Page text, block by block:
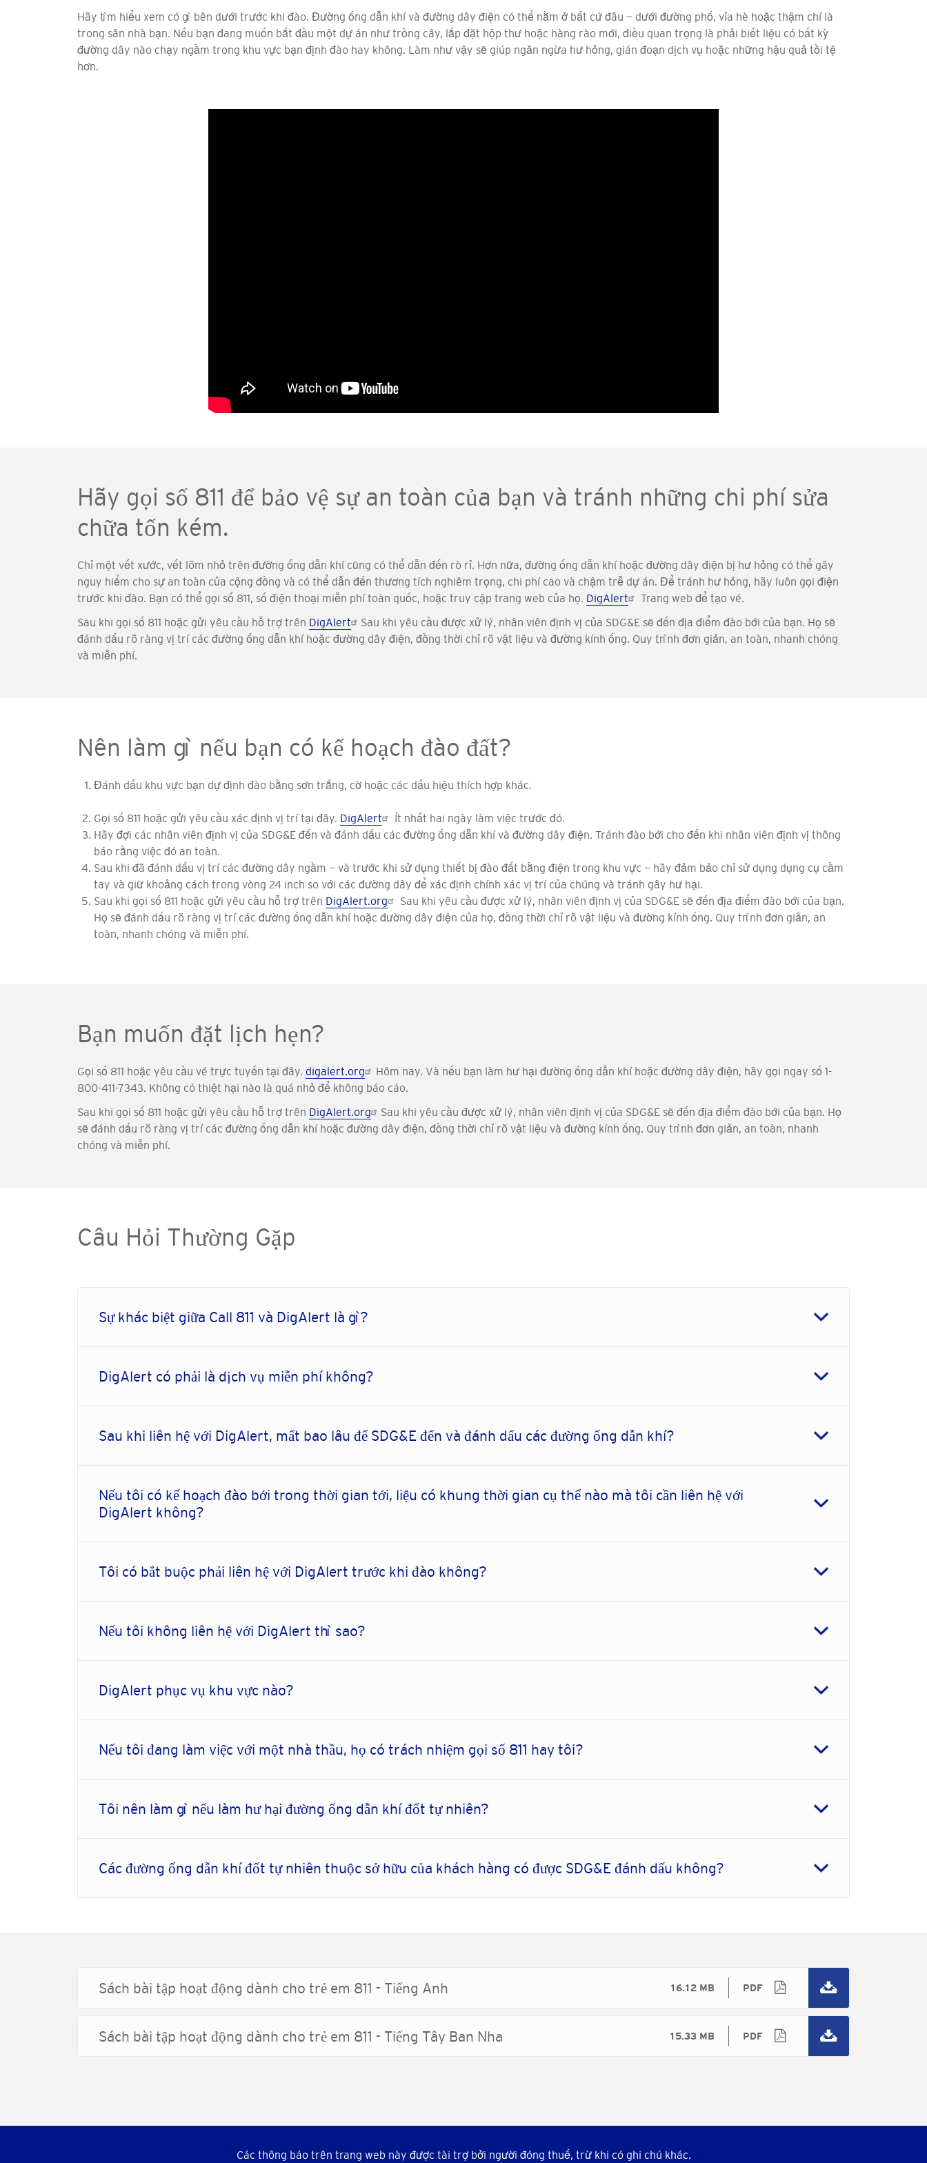
Hãy tìm hiểu xem có gì bên dưới trước khi đào. Đường ống dẫn khí và đường dây điện có thể nằm ở bất cứ đâu — dưới đường phố, vỉa hè hoặc thậm chí là
trong sân nhà bạn. Nếu bạn đang muốn bắt đầu một dự án như trồng cây, lắp đặt hộp thư hoặc hàng rào mới, điều quan trọng là phải biết liệu có bất kỳ
đường dây nào chạy ngầm trong khu vực bạn định đào hay không. Làm như vậy sẽ giúp ngăn ngừa hư hỏng, gián đoạn dịch vụ hoặc những hậu quả tồi tệ
hơn.
Hãy gọi số 811 để bảo vệ sự an toàn của bạn và tránh những chi phí sửa
chữa tốn kém.
Chỉ một vết xước, vết lõm nhỏ trên đường ống dẫn khí cũng có thể dẫn đến rò rỉ. Hơn nữa, đường ống dẫn khí hoặc đường dây điện bị hư hỏng có thể gây
nguy hiểm cho sự an toàn của cộng đồng và có thể dẫn đến thương tích nghiêm trọng, chi phí cao và chậm trễ dự án. Để tránh hư hỏng, hãy luôn gọi điện
trước khi đào. Bạn có thể gọi số 811, số điện thoại miễn phí toàn quốc, hoặc truy cập trang web của họ. DigAlert
Trang web để tạo vé.
Sau khi gọi số 811 hoặc gửi yêu cầu hỗ trợ trên DigAlert
Sau khi yêu cầu được xử lý, nhân viên định vị của SDG&E sẽ đến địa điểm đào bới của bạn. Họ sẽ
đánh dấu rõ ràng vị trí các đường ống dẫn khí hoặc đường dây điện, đồng thời chỉ rõ vật liệu và đường kính ống. Quy trình đơn giản, an toàn, nhanh chóng
và miễn phí.
Nên làm gì nếu bạn có kế hoạch đào đất?
Đánh dấu khu vực bạn dự định đào bằng sơn trắng, cờ hoặc các dấu hiệu thích hợp khác.
Gọi số 811 hoặc gửi yêu cầu xác định vị trí tại đây. DigAlert
Ít nhất hai ngày làm việc trước đó.
Hãy đợi các nhân viên định vị của SDG&E đến và đánh dấu các đường ống dẫn khí và đường dây điện. Tránh đào bới cho đến khi nhân viên định vị thông
báo rằng việc đó an toàn.
Sau khi đã đánh dấu vị trí các đường dây ngầm — và trước khi sử dụng thiết bị đào đất bằng điện trong khu vực — hãy đảm bảo chỉ sử dụng dụng cụ cầm
tay và giữ khoảng cách trong vòng 24 inch so với các đường dây để xác định chính xác vị trí của chúng và tránh gây hư hại.
Sau khi gọi số 811 hoặc gửi yêu cầu hỗ trợ trên DigAlert.org
Sau khi yêu cầu được xử lý, nhân viên định vị của SDG&E sẽ đến địa điểm đào bới của bạn.
Họ sẽ đánh dấu rõ ràng vị trí các đường ống dẫn khí hoặc đường dây điện của họ, đồng thời chỉ rõ vật liệu và đường kính ống. Quy trình đơn giản, an
toàn, nhanh chóng và miễn phí.
Bạn muốn đặt lịch hẹn?
Gọi số 811 hoặc yêu cầu vé trực tuyến tại đây. digalert.org
Hôm nay. Và nếu bạn làm hư hại đường ống dẫn khí hoặc đường dây điện, hãy gọi ngay số 1-
800-411-7343. Không có thiệt hại nào là quá nhỏ để không báo cáo.
Sau khi gọi số 811 hoặc gửi yêu cầu hỗ trợ trên DigAlert.org
Sau khi yêu cầu được xử lý, nhân viên định vị của SDG&E sẽ đến địa điểm đào bới của bạn. Họ
sẽ đánh dấu rõ ràng vị trí các đường ống dẫn khí hoặc đường dây điện, đồng thời chỉ rõ vật liệu và đường kính ống. Quy trình đơn giản, an toàn, nhanh
chóng và miễn phí.
Câu Hỏi Thường Gặp
Sự khác biệt giữa Call 811 và DigAlert là gì?
DigAlert có phải là dịch vụ miễn phí không?
Sau khi liên hệ với DigAlert, mất bao lâu để SDG&E đến và đánh dấu các đường ống dẫn khí?
Nếu tôi có kế hoạch đào bới trong thời gian tới, liệu có khung thời gian cụ thể nào mà tôi cần liên hệ với
DigAlert không?
Tôi có bắt buộc phải liên hệ với DigAlert trước khi đào không?
Nếu tôi không liên hệ với DigAlert thì sao?
DigAlert phục vụ khu vực nào?
Nếu tôi đang làm việc với một nhà thầu, họ có trách nhiệm gọi số 811 hay tôi?
Tôi nên làm gì nếu làm hư hại đường ống dẫn khí đốt tự nhiên?
Các đường ống dẫn khí đốt tự nhiên thuộc sở hữu của khách hàng có được SDG&E đánh dấu không?
16.12 MB PDF
Sách bài tập hoạt động dành cho trẻ em 811 - Tiếng Anh
15.33 MB PDF
Sách bài tập hoạt động dành cho trẻ em 811 - Tiếng Tây Ban Nha
Các thông báo trên trang web này được tài trợ bởi người đóng thuế, trừ khi có ghi chú khác.